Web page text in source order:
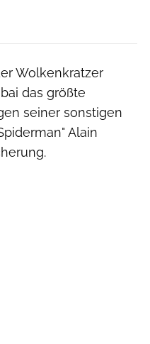
Wolkenkratzer
das größte
seiner sonstigen
Alain